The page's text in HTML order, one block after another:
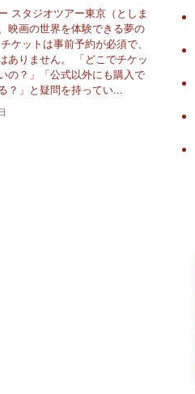
スタジオツアー東京（としま
映画の世界を体験できる夢の
ケットは事前予約が必須で、
ありません。 「どこでチケッ
の？」「公式以外にも購入で
？」と疑問を持ってい...